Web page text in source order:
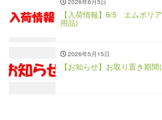
【入荷情報】6/5 エムポリ
用品)
2026年5月15日
【お知らせ】お取り置き期